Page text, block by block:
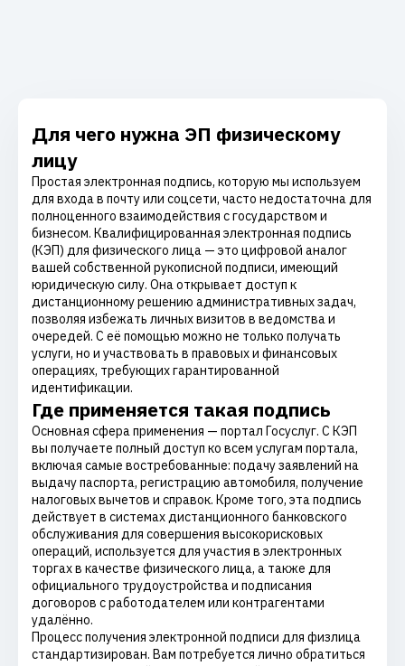
Для чего нужна ЭП физическому
лицу
Простая электронная подпись, которую мы используем
для входа в почту или соцсети, часто недостаточна для
полноценного взаимодействия с государством и
бизнесом. Квалифицированная электронная подпись
(КЭП) для физического лица — это цифровой аналог
вашей собственной рукописной подписи, имеющий
юридическую силу. Она открывает доступ к
дистанционному решению административных задач,
позволяя избежать личных визитов в ведомства и
очередей. С её помощью можно не только получать
услуги, но и участвовать в правовых и финансовых
операциях, требующих гарантированной
идентификации.
Где применяется такая подпись
Основная сфера применения — портал Госуслуг. С КЭП
вы получаете полный доступ ко всем услугам портала,
включая самые востребованные: подачу заявлений на
выдачу паспорта, регистрацию автомобиля, получение
налоговых вычетов и справок. Кроме того, эта подпись
действует в системах дистанционного банковского
обслуживания для совершения высокорисковых
операций, используется для участия в электронных
торгах в качестве физического лица, а также для
официального трудоустройства и подписания
договоров с работодателем или контрагентами
удалённо.
Процесс получения электронной подписи для физлица
стандартизирован. Вам потребуется лично обратиться